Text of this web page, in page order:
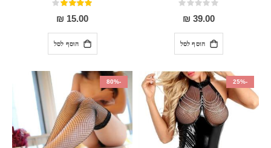
Rating:
0%
39.00 ₪
הוסף לסל
דירוג:
80%
15.00 ₪
הוסף לסל
-25%
-80%